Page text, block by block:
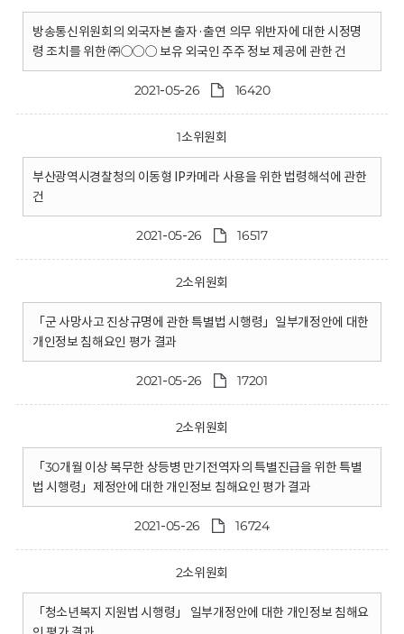
방송통신위원회의 외국자본 출자·출연 의무 위반자에 대한 시정명
령 조치를 위한 ㈜○○○ 보유 외국인 주주 정보 제공에 관한 건
2021-05-26 16420
1소위원회
부산광역시경찰청의 이동형 IP카메라 사용을 위한 법령해석에 관한
건
2021-05-26 16517
2소위원회
「군 사망사고 진상규명에 관한 특별법 시행령」일부개정안에 대한
개인정보 침해요인 평가 결과
2021-05-26 17201
2소위원회
「30개월 이상 복무한 상등병 만기전역자의 특별진급을 위한 특별
법 시행령」제정안에 대한 개인정보 침해요인 평가 결과
2021-05-26 16724
2소위원회
「청소년복지 지원법 시행령」 일부개정안에 대한 개인정보 침해요